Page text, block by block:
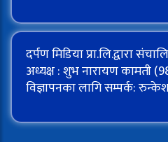
दर्पण मिडिया प्रा.लि.द्वारा
अध्यक्ष : शुभ नारायण कामती
विज्ञापनका लागि सम्पर्क: